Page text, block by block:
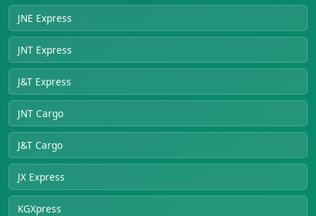
JNE Express
JNT Express
J&T Express
JNT Cargo
J&T Cargo
JX Express
KGXpress